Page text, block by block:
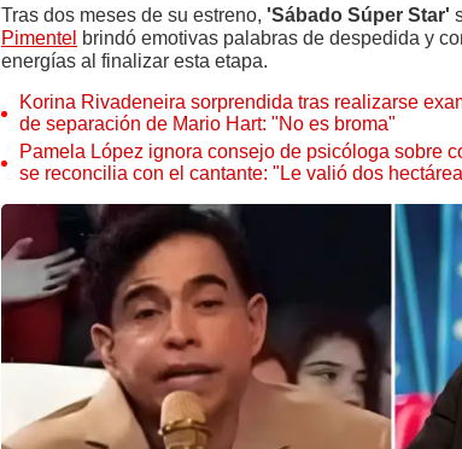
Tras dos meses de su estreno, 'Sábado Súper Star'
Pimentel brindó emotivas palabras de despedida y
energías al finalizar esta etapa.
Korina Rivadeneira sorprendida tras realizarse
de separación de Mario Hart: "No es broma"
Pamela López ignora consejo de psicóloga sobre
se reconcilia con el cantante: "Le valió dos